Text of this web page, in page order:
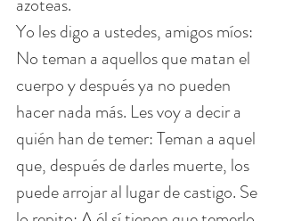
Yo les digo a ustedes, amigos míos:
No teman a aquellos que matan el
cuerpo y después ya no pueden
hacer nada más. Les voy a decir a
quién han de temer: Teman a aquel
que, después de darles muerte, los
puede arrojar al lugar de castigo. Se